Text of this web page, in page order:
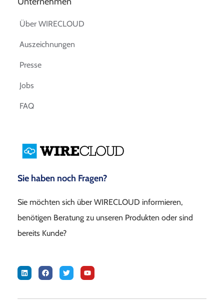
Über WIRECLOUD
Auszeichnungen
Presse
Jobs
FAQ
Sie haben noch Fragen?
Sie möchten sich über WIRECLOUD informieren,
benötigen Beratung zu unseren Produkten oder sind
bereits Kunde?